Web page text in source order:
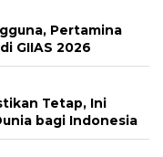
Pertamina
GIIAS 2026
Tetap, Ini
bagi Indonesia